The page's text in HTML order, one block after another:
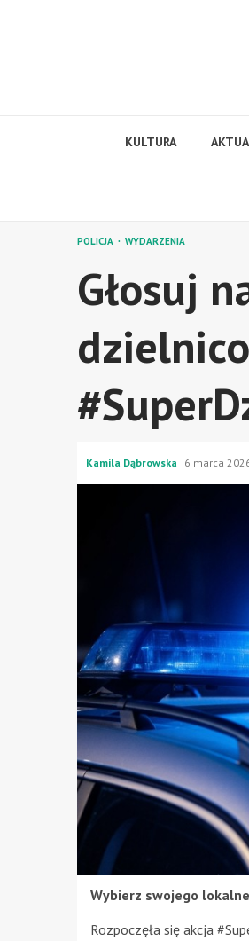
KULTURA
POLICJA WYDARZENIA
Głosuj
Kamila Dąbrowska 6 marca
Wybierz swojego
Rozpoczęła się akcja